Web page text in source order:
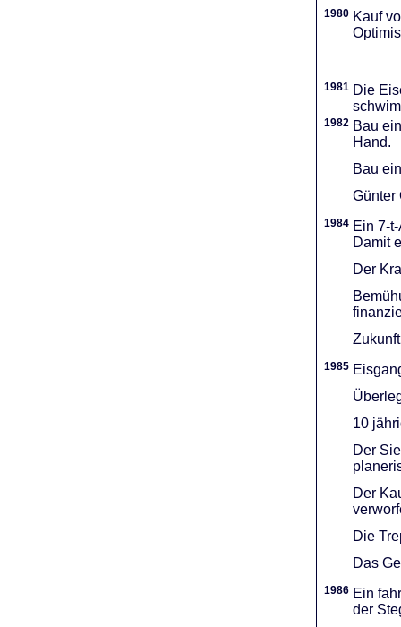
1980 Kauf
1981 Die
1982 Bau
Hand.
Bau
Günter
1984 Ein 7-
Damit
Der
1985
10
Der
Der
Die
Das
1986 Ein
der